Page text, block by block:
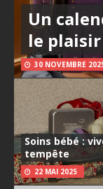
Un
le
30 NOVEMBRE
Soins bébé :
tempête
22 MAI 2025